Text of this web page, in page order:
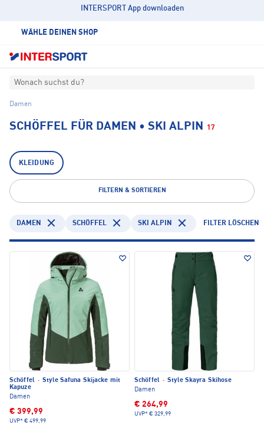
INTERSPORT App downloaden
WÄHLE DEINEN SHOP
Wonach suchst du?
Damen
SCHÖFFEL FÜR DAMEN • SKI ALPIN 17
KLEIDUNG
FILTERN & SORTIEREN
DAMEN SCHÖFFEL SKI ALPIN FILTER LÖSCHEN
Schöffel · Style Safuna Skijacke mit
Kapuze
Damen
€ 399,99
UVP* € 499,99
Schöffel · Style Skayra Skihose
Damen
€ 264,99
UVP* € 329,99